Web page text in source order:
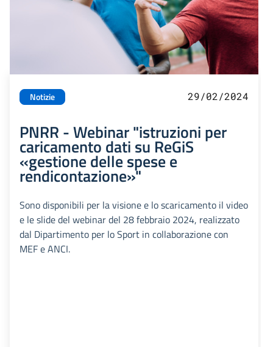
Notizie 29/02/2024
PNRR - Webinar "istruzioni per
caricamento dati su ReGiS
«gestione delle spese e
rendicontazione»"
Sono disponibili per la visione e lo scaricamento il video
e le slide del webinar del 28 febbraio 2024, realizzato
dal Dipartimento per lo Sport in collaborazione con
MEF e ANCI.